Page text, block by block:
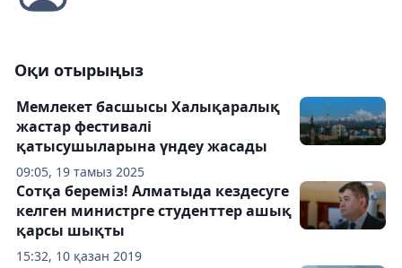
Оқи отырыңыз
09:05, 19 тамыз 2025
Мемлекет басшысы Халықаралық
жастар фестивалі
қатысушыларына үндеу жасады
15:32, 10 қазан 2019
Сотқа береміз! Алматыда кездесуге
келген министрге студенттер ашық
қарсы шықты